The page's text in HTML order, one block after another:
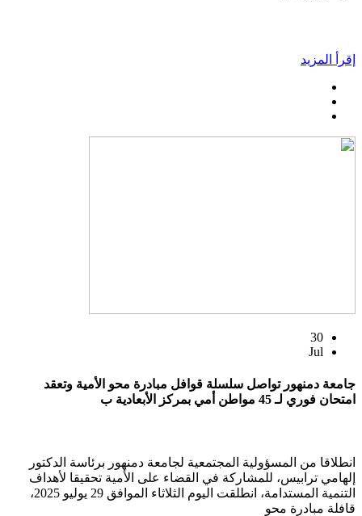
إقرأ المزيد
30
Jul
جامعة دمنهور تواصل سلسلة قوافل مبادرة محو الأمية وتعقد
امتحان فوري لـ 45 مواطن أمي بمركز الأبعادية ب
انطلاقا من المسؤولية المجتمعية لجامعة دمنهور برئاسة الدكتور
إلهامي ترابيس، للمشاركة في القضاء على الأمية تحقيقا لأهداف
التنمية المستدامة، انطلقت اليوم الثلاثاء الموافق 29 يوليو 2025،
قافلة مبادرة محو